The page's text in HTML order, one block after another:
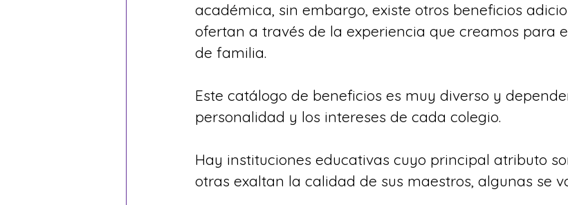
académica, sin embargo, existe otros beneficios
ofertan a través de la experiencia que creamos para
de familia.
Este catálogo de beneficios es muy diverso y
personalidad y los intereses de cada colegio.
Hay instituciones educativas cuyo principal atributo
otras exaltan la calidad de sus maestros, algunas se